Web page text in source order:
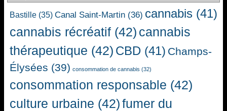
Bastille (35) Canal Saint-Martin (36) cannabis (41)
cannabis récréatif (42) cannabis
thérapeutique (42) CBD (41) Champs-
Élysées (39) consommation de cannabis (32)
consommation responsable (42)
culture urbaine (42)fumer du